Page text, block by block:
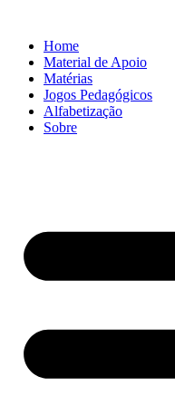
conteúdo
Home
Material de Apoio
Matérias
Jogos Pedagógicos
Alfabetização
Sobre